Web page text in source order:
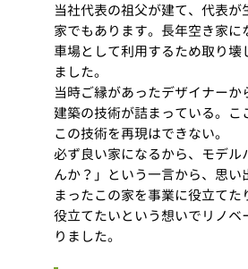
当社代表の祖父が建て、代表が
家でもあります。長年空き家に
車場として利用するため取り壊
ました。
当時ご縁があったデザイナーか
建築の技術が詰まっている。こ
この技術を再現はできない。
必ず良い家になるから、モデル
んか？」という一言から、思い
まったこの家を事業に役立てた
役立てたいという想いでリノベ
りました。